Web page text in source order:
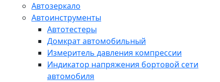
Автозеркало
Автоинструменты
Автотестеры
Домкрат автомобильный
Измеритель давления компрессии
Индикатор напряжения бортовой сети
автомобиля